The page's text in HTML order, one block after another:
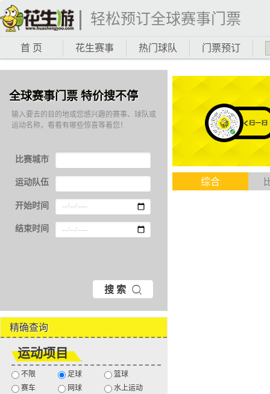
轻松预订全球赛事门票
首 页 花生赛事 热门球队 门票预订
综合
全球赛事门票 特价搜不停
输入要去的目的地或您感兴趣的赛事、球队或
运动名称，看看有哪些惊喜等着您！
比赛城市
运动队伍
开始时间
结束时间
搜 索
精确查询
运动项目
不限 足球
篮球
赛车
网球
水上运动